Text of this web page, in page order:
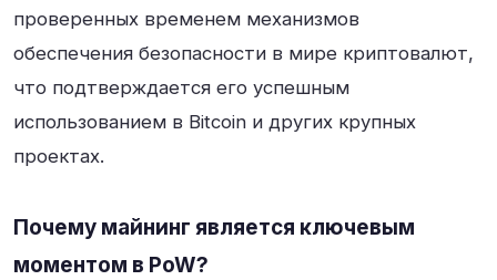
проверенных временем механизмов
обеспечения безопасности в мире криптовалют,
что подтверждается его успешным
использованием в Bitcoin и других крупных
проектах.
Почему майнинг является ключевым
моментом в PoW?